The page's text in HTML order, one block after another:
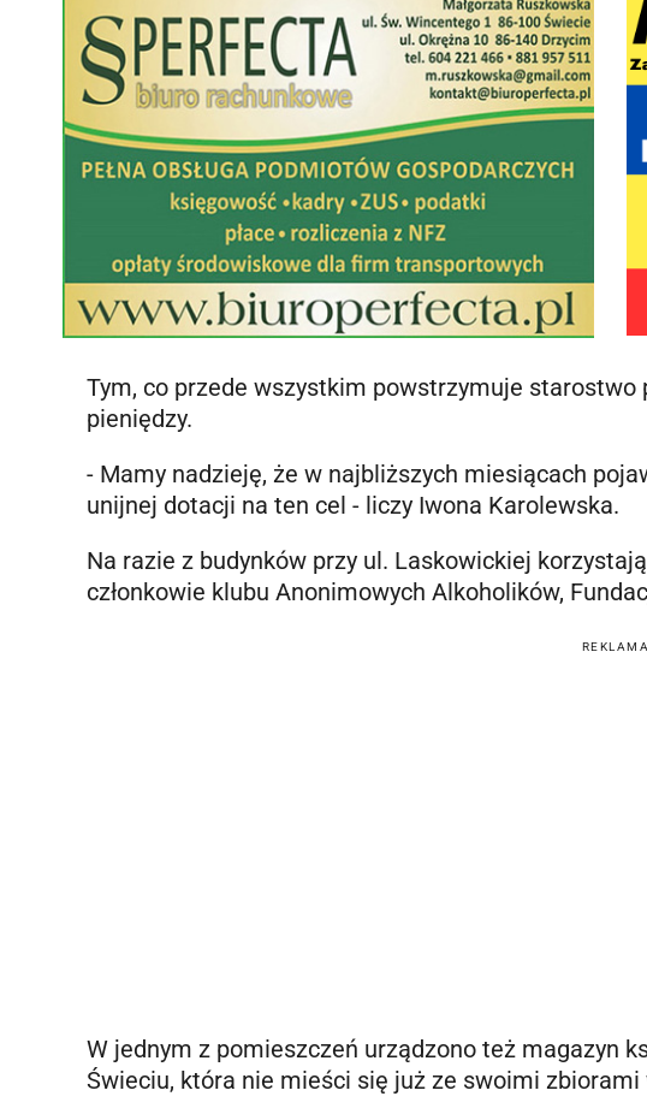
Tym, co przede wszystkim powstrzymuje
pieniędzy.
- Mamy nadzieję, że w najbliższych miesiącach
unijnej dotacji na ten cel - liczy Iwona Karolewska.
Na razie z budynków przy ul. Laskowickiej
członkowie klubu Anonimowych Alkoholików,
REKLAMA
W jednym z pomieszczeń urządzono też magazyn
Świeciu, która nie mieści się już ze swoimi